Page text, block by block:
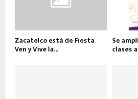
Zacatelco está de Fiesta
Ven y Vive la...
Se
clases